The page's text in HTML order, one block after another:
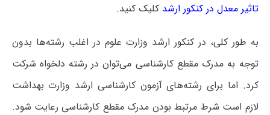
تاثیر معدل در کنکور ارشد کلیک کنید.
به طور کلی، در کنکور ارشد وزارت علوم در اغلب رشته‌ها بدون
توجه به مدرک مقطع کارشناسی می‌توان در رشته دلخواه شرکت
کرد. اما برای رشته‌های آزمون کارشناسی ارشد وزارت بهداشت
لازم است شرط مرتبط بودن مدرک مقطع کارشناسی رعایت شود.